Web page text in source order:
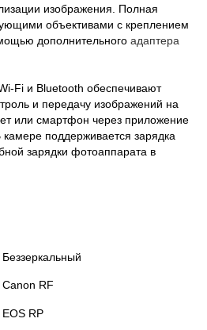
изображения. Полная
объективами с креплением
дополнительного адаптера
Fi и Bluetooth обеспечивают
и передачу изображений на
или смартфон через приложение
поддерживается зарядка
зарядки фотоаппарата в
Беззеркальный
Canon RF
EOS RP